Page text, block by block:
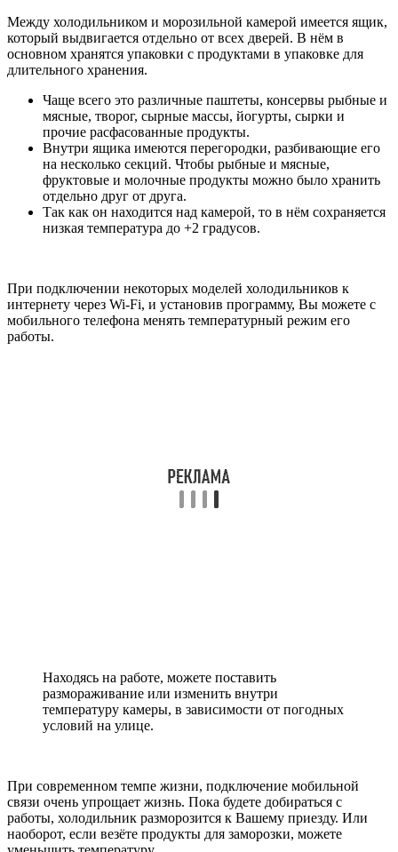
Между холодильником и морозильной камерой имеется ящик,
который выдвигается отдельно от всех дверей. В нём в
основном хранятся упаковки с продуктами в упаковке для
длительного хранения.
Чаще всего это различные паштеты, консервы рыбные и
мясные, творог, сырные массы, йогурты, сырки и
прочие расфасованные продукты.
Внутри ящика имеются перегородки, разбивающие его
на несколько секций. Чтобы рыбные и мясные,
фруктовые и молочные продукты можно было хранить
отдельно друг от друга.
Так как он находится над камерой, то в нём сохраняется
низкая температура до +2 градусов.
При подключении некоторых моделей холодильников к
интернету через Wi-Fi, и установив программу, Вы можете с
мобильного телефона менять температурный режим его
работы.
Находясь на работе, можете поставить
размораживание или изменить внутри
температуру камеры, в зависимости от погодных
условий на улице.
При современном темпе жизни, подключение мобильной
связи очень упрощает жизнь. Пока будете добираться с
работы, холодильник разморозится к Вашему приезду. Или
наоборот, если везёте продукты для заморозки, можете